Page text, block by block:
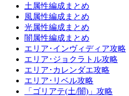
土属性編成まとめ
風属性編成まとめ
光属性編成まとめ
闇属性編成まとめ
エリア･インヴィディア攻略
エリア･ジョクラトル攻略
エリア･カレンダエ攻略
エリア･リベル攻略
「ゴリアテ(土/闇)」攻略